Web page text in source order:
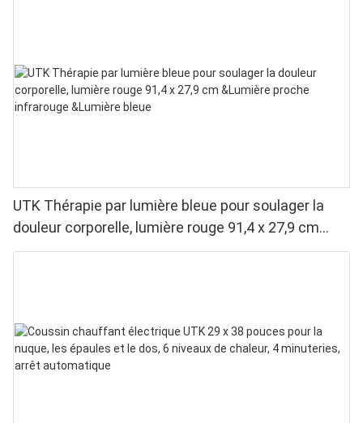
UTK Thérapie par lumière bleue pour soulager la
douleur corporelle, lumière rouge 91,4 x 27,9 cm
&Lumière proche infrarouge &Lumière bleue